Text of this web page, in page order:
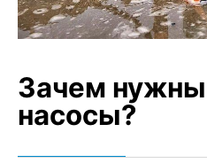
Зачем
насосы?